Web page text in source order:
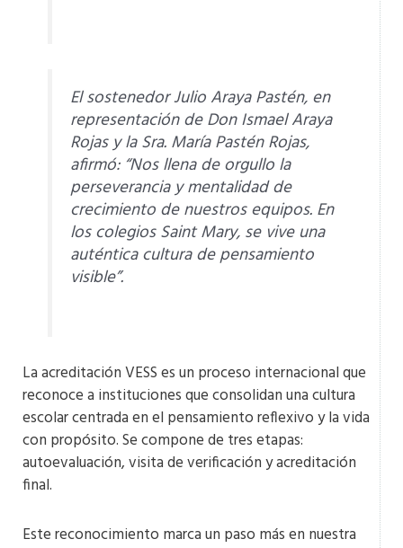
El sostenedor Julio Araya Pastén, en
representación de Don Ismael Araya
Rojas y la Sra. María Pastén Rojas,
afirmó: “Nos llena de orgullo la
perseverancia y mentalidad de
crecimiento de nuestros equipos. En
los colegios Saint Mary, se vive una
auténtica cultura de pensamiento
visible”.
La acreditación VESS es un proceso internacional que
reconoce a instituciones que consolidan una cultura
escolar centrada en el pensamiento reflexivo y la vida
con propósito. Se compone de tres etapas:
autoevaluación, visita de verificación y acreditación
final.
Este reconocimiento marca un paso más en nuestra